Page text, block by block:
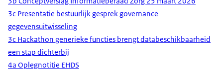
3c Presentatie bestuurlijk gesprek governance
gegevensuitwisseling
3c Hackathon generieke functies brengt databeschikbaarheid
een stap dichterbij
4a Oplegnotitie EHDS